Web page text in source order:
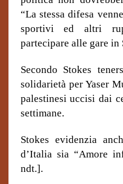
“La stessa difesa
sportivi ed altri
partecipare alle gare in
Secondo Stokes
solidarietà per Yaser
palestinesi uccisi dai
settimane.
Stokes evidenzia
d’Italia sia “Amore
ndt.].